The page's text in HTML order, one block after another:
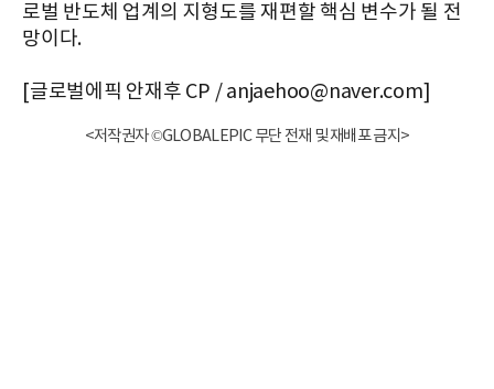
로벌 반도체 업계의 지형도를 재편할 핵심 변수가 될 전
망이다.
[글로벌에픽 안재후 CP / anjaehoo@naver.com]
<저작권자 ©GLOBALEPIC 무단 전재 및 재배포 금지>